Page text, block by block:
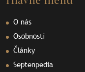
O nás
Osobnosti
Články
Septenpedia